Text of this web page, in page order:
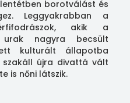
borotválást és
Leggyakrabban a
akik a
nagyra becsült
kulturált állapotba
újra divattá vált
is nőni látszik.